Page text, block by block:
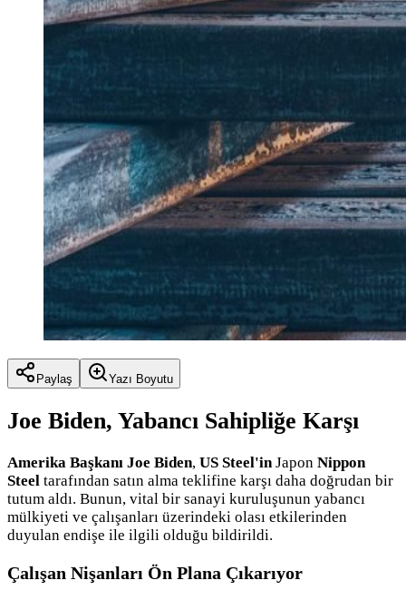
Paylaş Yazı Boyutu
Joe Biden, Yabancı Sahipliğe Karşı
Amerika Başkanı Joe Biden, US Steel'inJapon Nippon
Steel tarafından satın alma teklifine karşı daha doğrudan bir
tutum aldı. Bunun, vital bir sanayi kuruluşunun yabancı
mülkiyeti ve çalışanları üzerindeki olası etkilerinden
duyulan endişe ile ilgili olduğu bildirildi.
Çalışan Nişanları Ön Plana Çıkarıyor